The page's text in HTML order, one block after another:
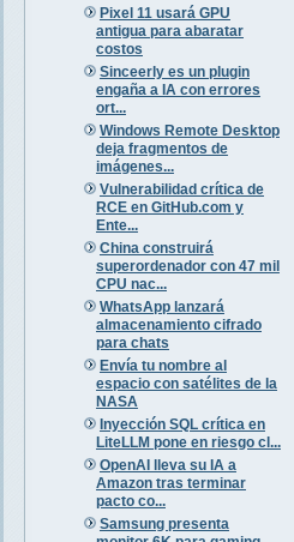
Pixel 11 usará GPU
antigua para abaratar
costos
Sinceerly es un plugin
engaña a IA con errores
ort...
Windows Remote Desktop
deja fragmentos de
imágenes...
Vulnerabilidad crítica de
RCE en GitHub.com y
Ente...
China construirá
superordenador con 47 mil
CPU nac...
WhatsApp lanzará
almacenamiento cifrado
para chats
Envía tu nombre al
espacio con satélites de la
NASA
Inyección SQL crítica en
LiteLLM pone en riesgo cl...
OpenAI lleva su IA a
Amazon tras terminar
pacto co...
Samsung presenta